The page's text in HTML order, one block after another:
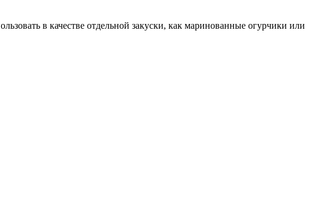
в качестве отдельной закуски, как маринованные огурчики или